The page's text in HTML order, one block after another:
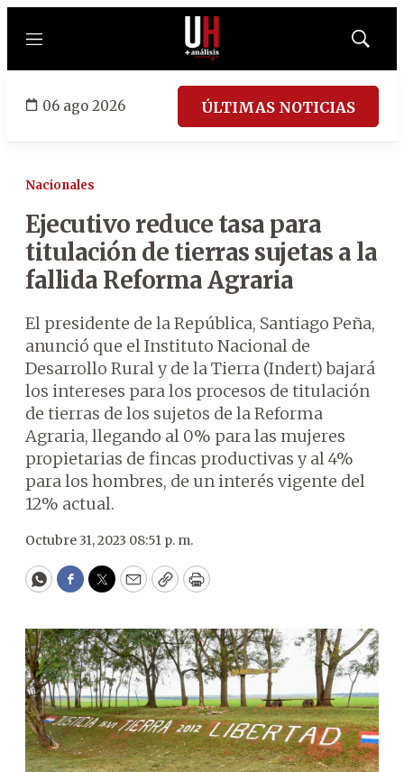
Menú
Mostrar
06 ago 2026 ÚLTIMAS NOTICIAS
Nacionales
Ejecutivo reduce tasa para
titulación de tierras sujetas a la
fallida Reforma Agraria
El presidente de la República, Santiago Peña,
anunció que el Instituto Nacional de
Desarrollo Rural y de la Tierra (Indert) bajará
los intereses para los procesos de titulación
de tierras de los sujetos de la Reforma
Agraria, llegando al 0% para las mujeres
propietarias de fincas productivas y al 4%
para los hombres, de un interés vigente del
12% actual.
Octubre 31, 2023 08:51 p. m.
WhatsApp
Facebook
Twitter
EmailCopyPrint